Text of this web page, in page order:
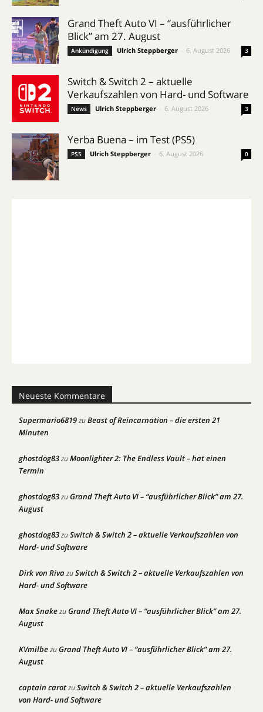
Grand Theft Auto VI – “ausführlicher
Blick” am 27. August
Ankündigung Ulrich Steppberger 6. August 2026 3
Switch & Switch 2 – aktuelle
Verkaufszahlen von Hard- und Software
News Ulrich Steppberger 6. August 2026 3
Yerba Buena – im Test (PS5)
PS5 Ulrich Steppberger 6. August 2026 0
Neueste Kommentare
Supermario6819zuBeast of Reincarnation – die ersten 21
Minuten
ghostdog83zuMoonlighter 2: The Endless Vault – hat einen
Termin
ghostdog83zuGrand Theft Auto VI – “ausführlicher Blick” am 27.
August
ghostdog83zuSwitch & Switch 2 – aktuelle Verkaufszahlen von
Hard- und Software
Dirk von RivazuSwitch & Switch 2 – aktuelle Verkaufszahlen von
Hard- und Software
Max SnakezuGrand Theft Auto VI – “ausführlicher Blick” am 27.
August
KVmilbezuGrand Theft Auto VI – “ausführlicher Blick” am 27.
August
captain carotzuSwitch & Switch 2 – aktuelle Verkaufszahlen
von Hard- und Software